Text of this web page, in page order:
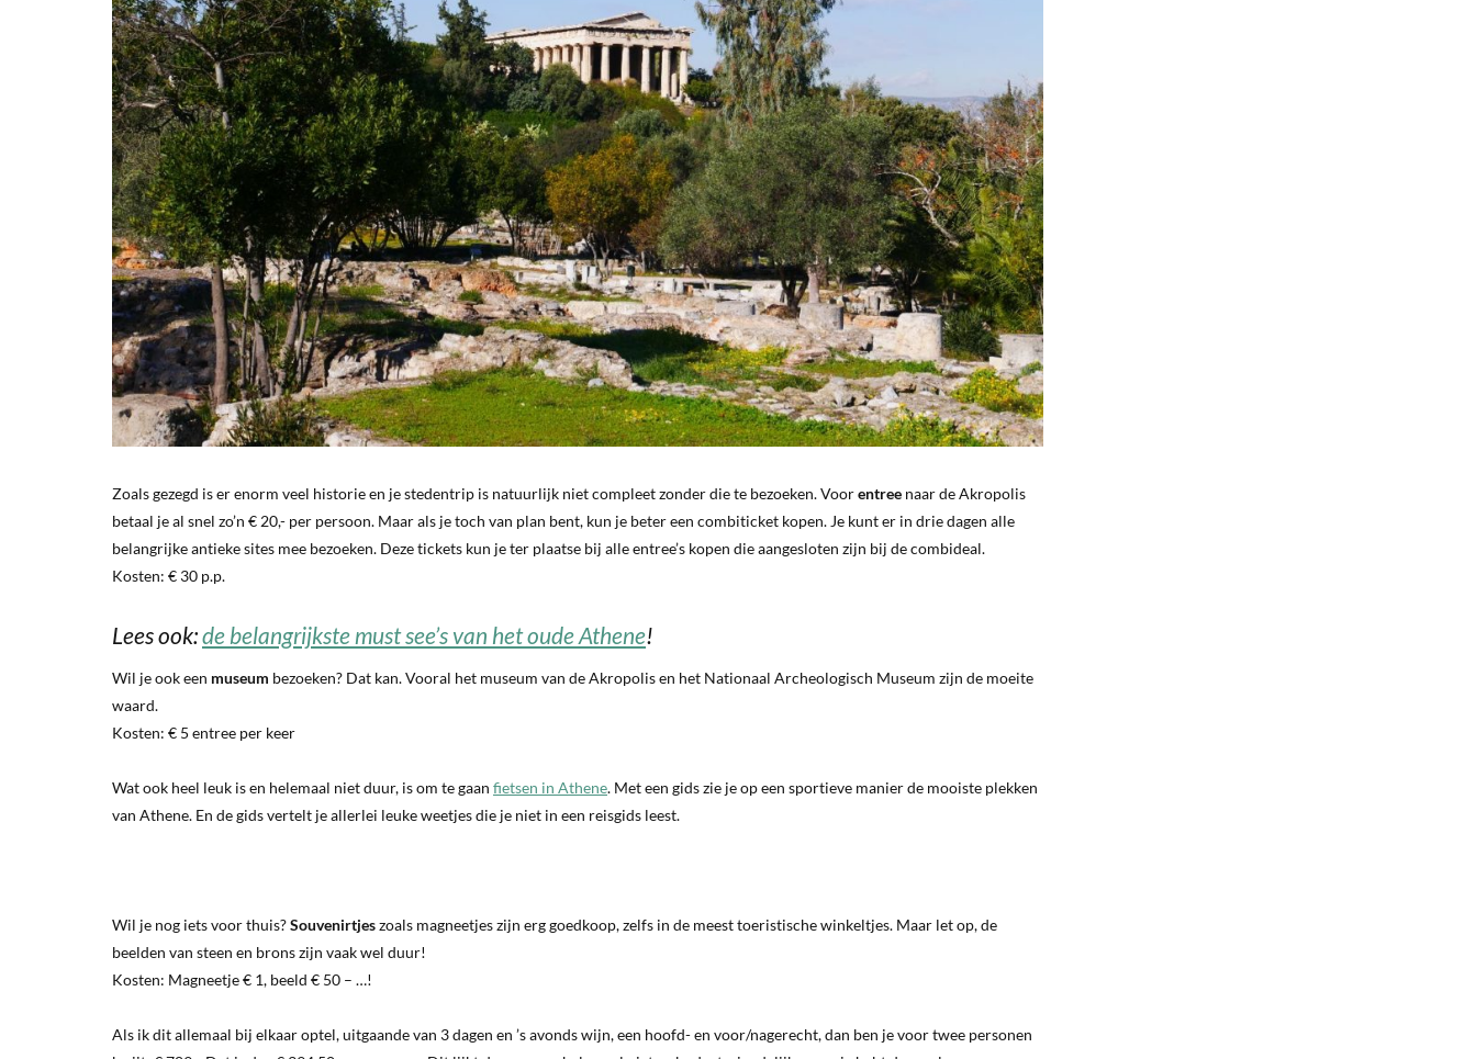
Zoals gezegd is er enorm veel historie en je stedentrip is natuurlijk niet compleet zonder die te bezoeken. Voorentree naar de Akropolis
betaal je al snel zo’n € 20,- per persoon. Maar als je toch van plan bent, kun je beter een combiticket kopen. Je kunt er in drie dagen alle
belangrijke antieke sites mee bezoeken. Deze tickets kun je ter plaatse bij alle entree’s kopen die aangesloten zijn bij de combideal.
Kosten: € 30 p.p.
Lees ook:de belangrijkste must see’s van het oude Athene!
Wil je ook een museum bezoeken? Dat kan. Vooral het museum van de Akropolis en het Nationaal Archeologisch Museum zijn de moeite
waard.
Kosten: € 5 entree per keer
Wat ook heel leuk is en helemaal niet duur, is om te gaan fietsen in Athene. Met een gids zie je op een sportieve manier de mooiste plekken
van Athene. En de gids vertelt je allerlei leuke weetjes die je niet in een reisgids leest.
Wil je nog iets voor thuis?Souvenirtjeszoals magneetjes zijn erg goedkoop, zelfs in de meest toeristische winkeltjes. Maar let op, de
beelden van steen en brons zijn vaak wel duur!
Kosten: Magneetje € 1, beeld € 50 – …!
Als ik dit allemaal bij elkaar optel, uitgaande van 3 dagen en ’s avonds wijn, een hoofd- en voor/nagerecht, dan ben je voor twee personen